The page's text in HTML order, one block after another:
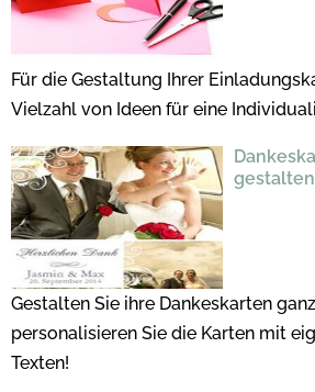
Für die Gestaltung Ihrer
Vielzahl von Ideen für eine
gestalten
Gestalten Sie ihre Dankeskarten
personalisieren Sie die Karten mit
Texten!